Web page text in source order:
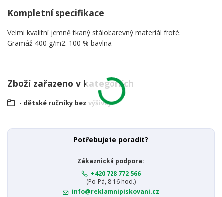
Kompletní specifikace
Velmi kvalitní jemně tkaný stálobarevný materiál froté.
Gramáž 400 g/m2. 100 % bavlna.
Zboží zařazeno v kategoriích
- dětské ručníky bez výšivky
Potřebujete poradit?
Zákaznická podpora:
+420 728 772 566
(Po-Pá, 8-16 hod.)
info@reklamnipiskovani.cz